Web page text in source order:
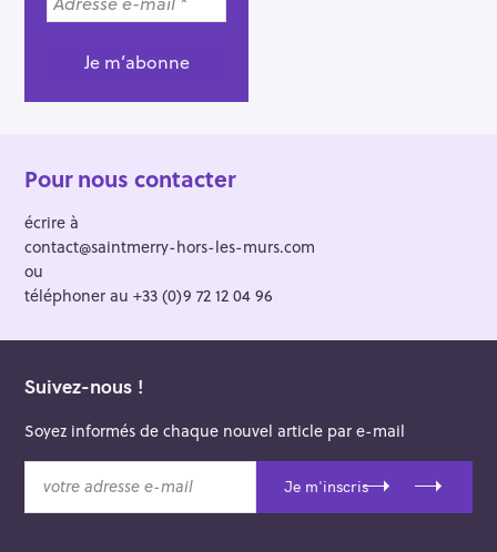
Pour nous contacter
écrire à
contact@saintmerry-hors-les-murs.com
ou
téléphoner au +33 (0)9 72 12 04 96
Suivez-nous !
Soyez informés de chaque nouvel article par e-mail
t
Je m'inscris